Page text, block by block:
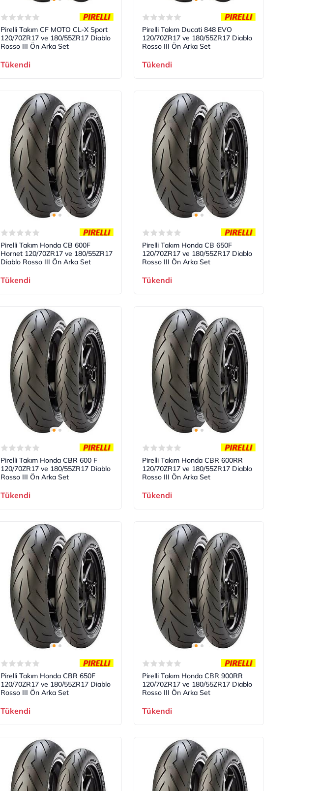
Pirelli Takım CF MOTO CL-X Sport
120/70ZR17 ve 180/55ZR17 Diablo
Rosso III Ön Arka Set
Tükendi
Pirelli Takım Ducati 848 EVO
120/70ZR17 ve 180/55ZR17 Diablo
Rosso III Ön Arka Set
Tükendi
Pirelli Takım Honda CB 600F
Hornet 120/70ZR17 ve 180/55ZR17
Diablo Rosso III Ön Arka Set
Tükendi
Pirelli Takım Honda CB 650F
120/70ZR17 ve 180/55ZR17 Diablo
Rosso III Ön Arka Set
Tükendi
Pirelli Takım Honda CBR 600 F
120/70ZR17 ve 180/55ZR17 Diablo
Rosso III Ön Arka Set
Tükendi
Pirelli Takım Honda CBR 600RR
120/70ZR17 ve 180/55ZR17 Diablo
Rosso III Ön Arka Set
Tükendi
Pirelli Takım Honda CBR 650F
120/70ZR17 ve 180/55ZR17 Diablo
Rosso III Ön Arka Set
Tükendi
Pirelli Takım Honda CBR 900RR
120/70ZR17 ve 180/55ZR17 Diablo
Rosso III Ön Arka Set
Tükendi